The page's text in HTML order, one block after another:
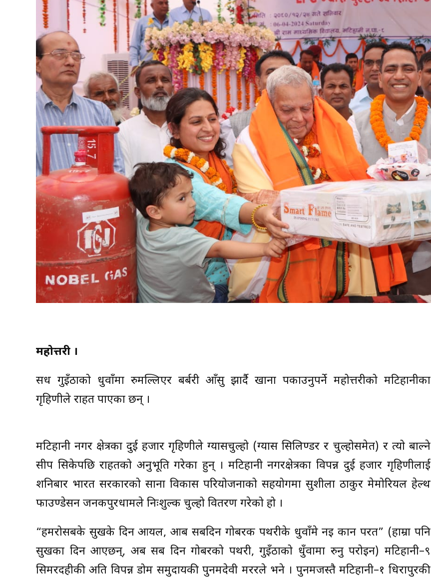
महोत्तरी ।
सधैँ गुइँठाको धुवाँमा रुमल्लिएर बर्बरी आँसु झार्दै खाना पकाउनुपर्ने महोत्तरीको मटिहानीका
गृहिणीले राहत पाएका छन् ।
मटिहानी नगर क्षेत्रका दुई हजार गृहिणीले ग्यासचुल्हो (ग्यास सिलिण्डर र चुल्होसमेत) र त्यो बाल्ने
सीप सिकेपछि राहतको अनुभूति गरेका हुन् । मटिहानी नगरक्षेत्रका विपन्न दुई हजार गृहिणीलाई
शनिबार भारत सरकारको साना विकास परियोजनाको सहयोगमा सुशीला ठाकुर मेमोरियल हेल्थ
फाउण्डेसन जनकपुरधामले निःशुल्क चुल्हो वितरण गरेको हो ।
“हमरोसबके सुखके दिन आयल, आब सबदिन गोबरक पथरीके धुवाँमे नइ कान परत” (हाम्रा पनि
सुखका दिन आएछन्, अब सब दिन गोबरको पथरी, गुइँठाको धुँवामा रुनु परोइन) मटिहानी–९
सिमरदहीकी अति विपन्न डोम समुदायकी पुनमदेवी मररले भने । पुनमजस्तै मटिहानी–१ धिरापुरकी